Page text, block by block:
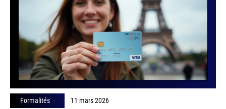
Formalités 11 mars 2026